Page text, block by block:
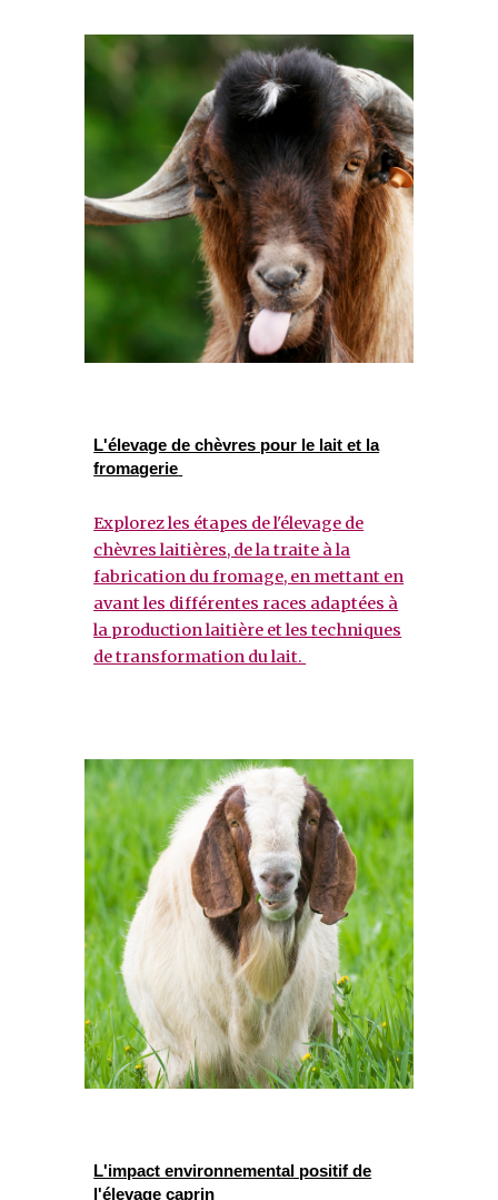
L'élevage de chèvres pour le lait et la
fromagerie
Explorez les étapes de l'élevage de
chèvres laitières, de la traite à la
fabrication du fromage, en mettant en
avant les différentes races adaptées à
la production laitière et les techniques
de transformation du lait.
L'impact environnemental positif de
l'élevage caprin